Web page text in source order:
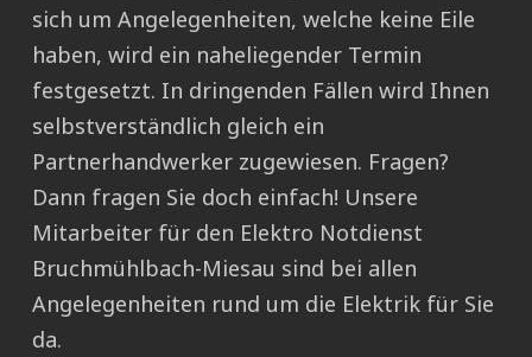
sich um Angelegenheiten, welche keine Eile
haben, wird ein naheliegender Termin
festgesetzt. In dringenden Fällen wird Ihnen
selbstverständlich gleich ein
Partnerhandwerker zugewiesen. Fragen?
Dann fragen Sie doch einfach! Unsere
Mitarbeiter für den Elektro Notdienst
Bruchmühlbach-Miesau sind bei allen
Angelegenheiten rund um die Elektrik für Sie
da.